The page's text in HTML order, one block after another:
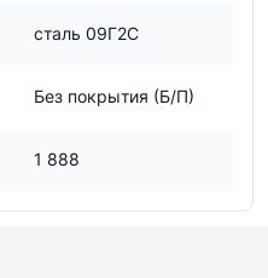
сталь 09Г2С
Без покрытия (Б/П)
1 888